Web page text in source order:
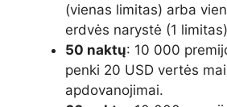
(vienas limitas) arba
erdvės narystė (1
50 naktų: 10 000
penki 20 USD vertės
apdovanojimai.